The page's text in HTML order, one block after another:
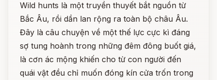
Wild hunts là một truyền thuyết bắt nguồn từ
Bắc Âu, rồi dần lan rộng ra toàn bộ châu Âu.
Đây là câu chuyện về một thế lực cực kì đáng
sợ tung hoành trong những đêm đông buốt giá,
là cơn ác mộng khiến cho từ con người đến
quái vật đều chỉ muốn đóng kín cửa trốn trong